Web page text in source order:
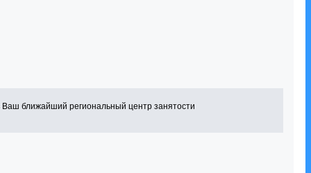
ближайший региональный центр занятости